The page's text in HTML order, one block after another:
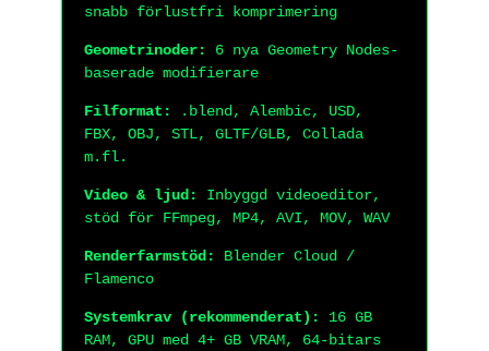
snabb förlustfri komprimering
Geometrinoder:
6 nya Geometry Nodes-
baserade modifierare
Filformat:
.blend, Alembic, USD,
FBX, OBJ, STL, GLTF/GLB, Collada
m.fl.
Video & ljud:
Inbyggd videoeditor,
stöd för FFmpeg, MP4, AVI, MOV, WAV
Renderfarmstöd:
Blender Cloud /
Flamenco
Systemkrav (rekommenderat):
16 GB
RAM, GPU med 4+ GB VRAM, 64-bitars